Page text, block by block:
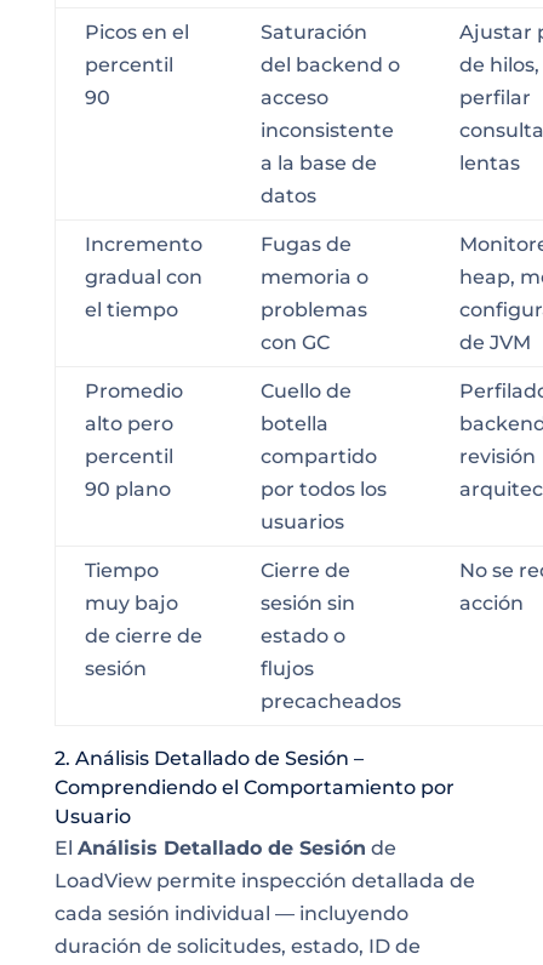
Picos en el
percentil
90
Saturación
del backend o
acceso
inconsistente
a la base de
datos
Ajustar
de hilos,
perfilar
lentas
Incremento
gradual con
el tiempo
Fugas de
memoria o
problemas
con GC
heap,
de JVM
Promedio
alto pero
percentil
90 plano
Cuello de
botella
compartido
por todos los
usuarios
revisión
Tiempo
muy bajo
de cierre de
sesión
Cierre de
sesión sin
estado o
flujos
precacheados
No se
acción
2. Análisis Detallado de Sesión –
Comprendiendo el Comportamiento por
Usuario
El Análisis Detallado de Sesión de
LoadView permite inspección detallada de
cada sesión individual — incluyendo
duración de solicitudes, estado, ID de